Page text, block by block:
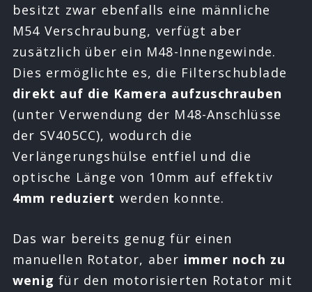
besitzt zwar ebenfalls eine männliche
M54 Verschraubung, verfügt aber
zusätzlich über ein M48-Innengewinde.
Dies ermöglichte es, die Filterschublade
direkt auf die Kamera aufzuschrauben
(unter Verwendung der M48-Anschlüsse
der SV405CC), wodurch die
Verlängerungshülse entfiel und die
optische Länge von 10mm auf effektiv
4mm reduziert werden konnte.
Das war bereits genug für einen
manuellen Rotator, aber immer noch zu
wenig für den motorisierten Rotator mit